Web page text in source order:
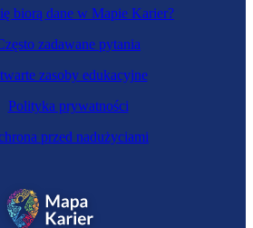
biorą dane w Mapie Karier?
zadawane pytania
zasoby edukacyjne
Polityka prywatności
przed nadużyciami